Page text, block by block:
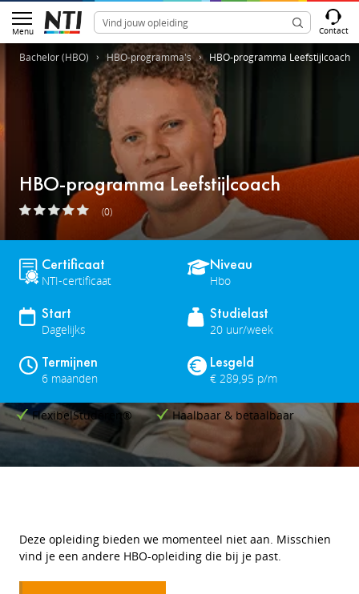
Menu Contact
Bachelor (HBO) HBO-programma's HBO-programma Leefstijlcoach
HBO-programma Leefstijlcoach
(0)
Certificaat
NTI-certificaat
Niveau
Hbo
Start
Dagelijks
Studielast
20 uur/week
Termijnen
6 maanden
Lesgeld
€ 289,95 p/m
FlexibelStuderen® Haalbaar & betaalbaar
Deze opleiding bieden we momenteel niet aan. Misschien
vind je een andere HBO-opleiding die bij je past.